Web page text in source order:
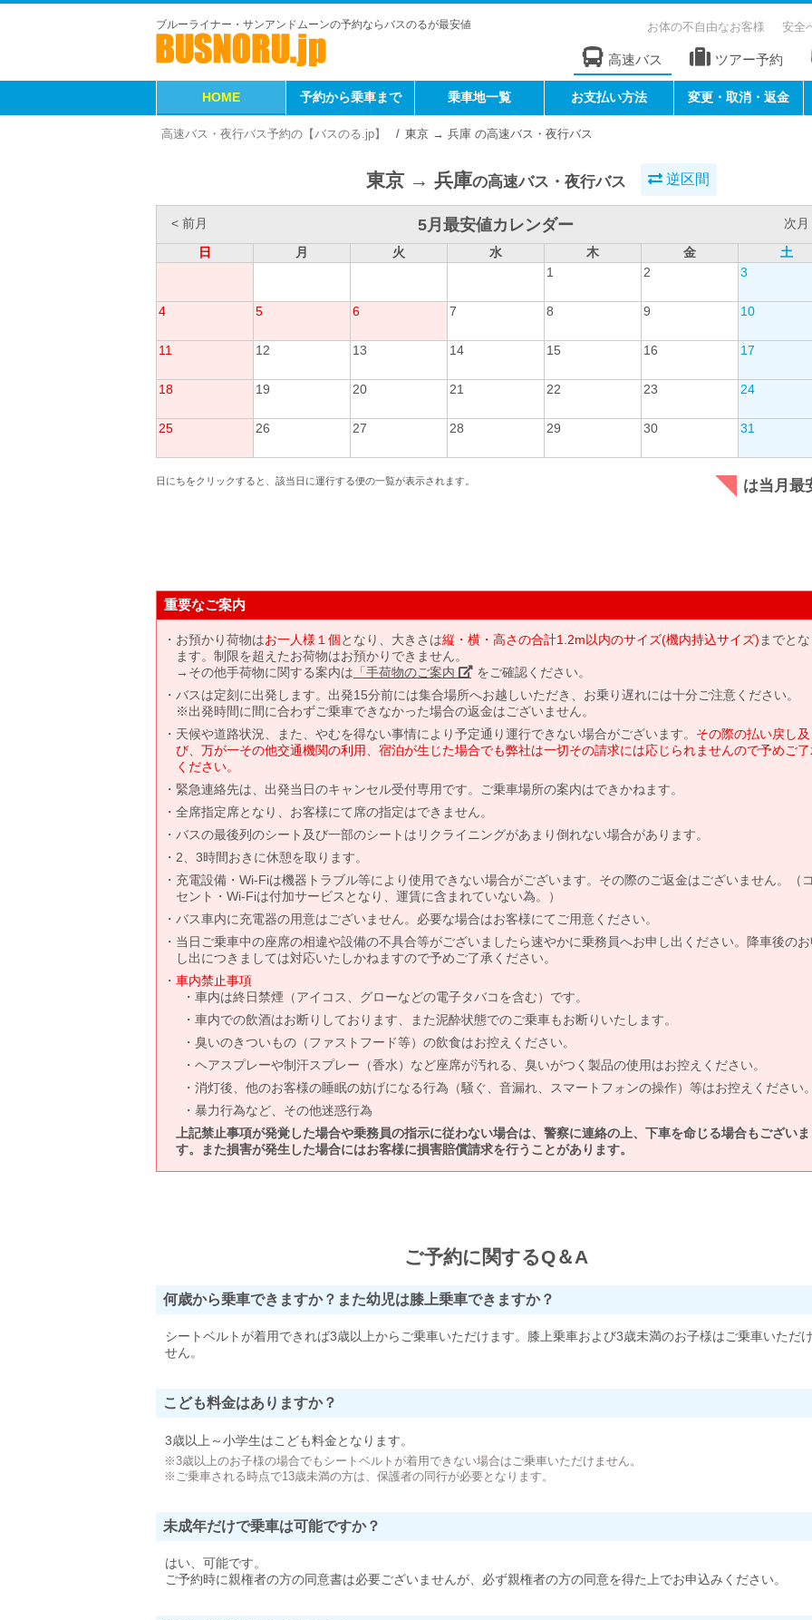
ブルーライナー・サンアンドムーンの予約ならバスのるが最安値 お体の不自由なお客様 安全
高速バス ツアー予約
HOME 予約から乗車まで 乗車地一覧 お支払い方法 変更・取消・返金
高速バス・夜行バス予約の【バスのる.jp】 東京 → 兵庫 の高速バス・夜行バス
東京 → 兵庫の高速バス・夜行バス 逆区間
< 前月 5月最安値カレンダー
次月
日
月 火 水 木 金
土
1
2 3
4 5 6 7 8 9 10
11 12 13 14 15 16 17
18 19 20 21 22 23 24
25 26 27 28 29 30 31
日にちをクリックすると、該当日に運行する便の一覧が表示されます。 は当月最
重要なご案内
お預かり荷物はお一人様１個となり、大きさは縦・横・高さの合計1.2m以内のサイズ(機内持込サイズ) までと
ます。制限を超えたお荷物はお預かりできません。
→その他手荷物に関する案内は 「手荷物のご案内」 をご確認ください。
バスは定刻に出発します。出発15分前には集合場所へお越しいただき、お乗り遅れには十分ご注意ください。
※出発時間に間に合わずご乗車できなかった場合の返金はございません。
天候や道路状況、また、やむを得ない事情により予定通り運行できない場合がございます。 その際の払い戻し及
び、万が一その他交通機関の利用、宿泊が生じた場合でも弊社は一切その請求には応じられませんので予めご
ください。
緊急連絡先は、出発当日のキャンセル受付専用です。ご乗車場所の案内はできかねます。
全席指定席となり、お客様にて席の指定はできません。
バスの最後列のシート及び一部のシートはリクライニングがあまり倒れない場合があります。
2、3時間おきに休憩を取ります。
充電設備・Wi-Fiは機器トラブル等により使用できない場合がございます。その際のご返金はございません。（
セント・Wi-Fiは付加サービスとなり、運賃に含まれていない為。）
バス車内に充電器の用意はございません。必要な場合はお客様にてご用意ください。
当日ご乗車中の座席の相違や設備の不具合等がございましたら速やかに乗務員へお申し出ください。降車後の
し出につきましては対応いたしかねますので予めご了承ください。
車内禁止事項
車内は終日禁煙（アイコス、グローなどの電子タバコを含む）です。
車内での飲酒はお断りしております、また泥酔状態でのご乗車もお断りいたします。
臭いのきついもの（ファストフード等）の飲食はお控えください。
ヘアスプレーや制汗スプレー（香水）など座席が汚れる、臭いがつく製品の使用はお控えください。
消灯後、他のお客様の睡眠の妨げになる行為（騒ぐ、音漏れ、スマートフォンの操作）等はお控えください
暴力行為など、その他迷惑行為
上記禁止事項が発覚した場合や乗務員の指示に従わない場合は、警察に連絡の上、下車を命じる場合もございま
す。また損害が発生した場合にはお客様に損害賠償請求を行うことがあります。
ご予約に関するQ＆A
何歳から乗車できますか？また幼児は膝上乗車できますか？
シートベルトが着用できれば3歳以上からご乗車いただけます。膝上乗車および3歳未満のお子様はご乗車いただ
せん。
こども料金はありますか？
3歳以上～小学生はこども料金となります。
※3歳以上のお子様の場合でもシートベルトが着用できない場合はご乗車いただけません。
※ご乗車される時点で13歳未満の方は、保護者の同行が必要となります。
未成年だけで乗車は可能ですか？
はい、可能です。
ご予約時に親権者の方の同意書は必要ございませんが、必ず親権者の方の同意を得た上でお申込みください。